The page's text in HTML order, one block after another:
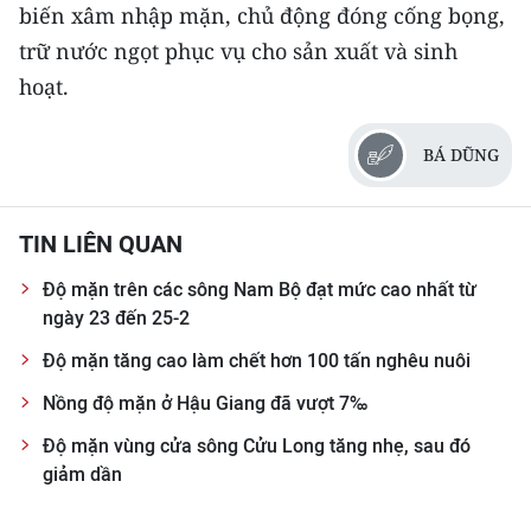
Media Pháp luật
Media Du lịch
Media Giáo dục
Media Y tế
Media Khoa học - Công nghệ
Media Môi trường
Ảnh
Infographic
biến xâm nhập mặn, chủ động đóng cống bọng,
trữ nước ngọt phục vụ cho sản xuất và sinh
hoạt.
BÁ DŨNG
TIN LIÊN QUAN
Độ mặn trên các sông Nam Bộ đạt mức cao nhất từ
ngày 23 đến 25-2
Độ mặn tăng cao làm chết hơn 100 tấn nghêu nuôi
Nồng độ mặn ở Hậu Giang đã vượt 7‰
Độ mặn vùng cửa sông Cửu Long tăng nhẹ, sau đó
giảm dần